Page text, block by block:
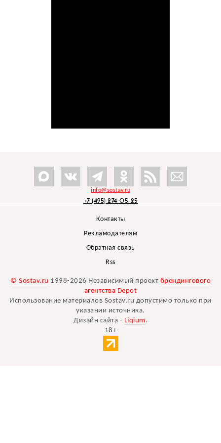
info@sostav.ru
+7 (495) 274-05-25
Контакты
Рекламодателям
Обратная связь
Rss
© Sostav.ru 1998-2026 Независимый проект брендингового
агентства Depot
Использование материалов Sostav.ru допустимо только при
указании источника.
Дизайн сайта - Liqium .
18+